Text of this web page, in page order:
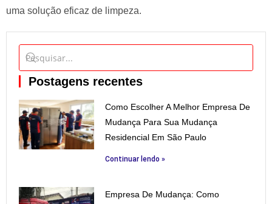
uma solução eficaz de limpeza.
Postagens recentes
Como Escolher A Melhor Empresa De
Mudança Para Sua Mudança
Residencial Em São Paulo
Continuar lendo »
Empresa De Mudança: Como